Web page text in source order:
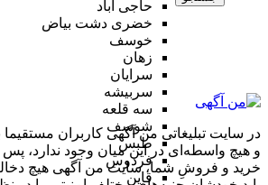
حاجی آباد
خضری دشت بیاض
خوسف
زهان
سرایان
سربیشه
سه قلعه
شوسف
طبس
فردوس
قاین
در سایت تبلیغاتی من آگهی کاربران
و هیچ واسطه‌ای در این میان وجود ندارد، پس
خرید و فروشِ شما، سایت من آگهی هیچ